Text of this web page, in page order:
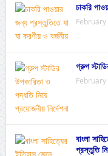
চাকরি
February
গ্রুপ
February
বাংলা
প্রস্তুতি